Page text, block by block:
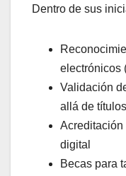
Dentro de sus
electrónicos
Validación
allá de
Acreditación
digital
Becas para